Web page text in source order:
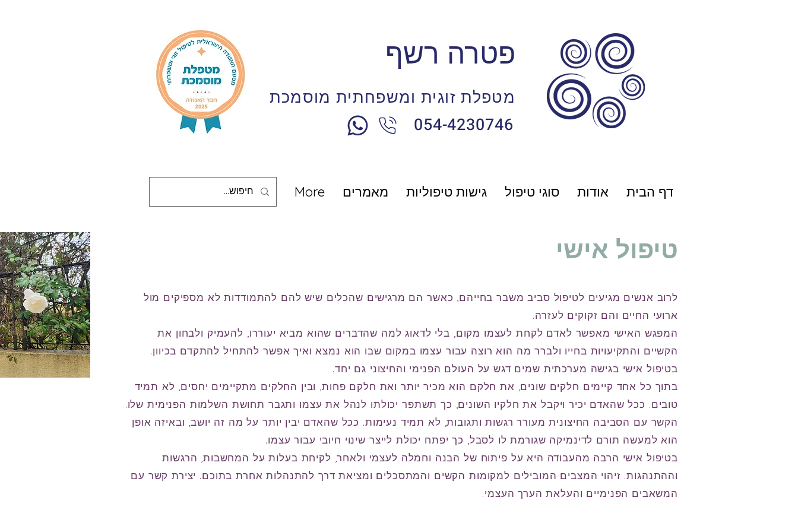
פטרה רשף
מטפלת זוגית ומשפחתית מוסמכת
054-4230746
דף הבית אודות סוגי טיפול גישות טיפוליות מאמרים More
טיפול אישי
לרוב אנשים מגיעים לטיפול סביב משבר בחייהם, כאשר הם מרגישים שהכלים שיש להם להתמודדות לא מספיקים מול
ארועי החיים והם זקוקים לעזרה.
המפגש האישי מאפשר לאדם לקחת לעצמו מקום, בלי לדאוג למה שהדברים שהוא מביא יעוררו, להעמיק ולבחון את
הקשיים והתקיעויות בחייו ולברר מה הוא רוצה עבור עצמו במקום שבו הוא נמצא ואיך אפשר להתחיל להתקדם בכיוון.
בטיפול אישי בגישה מערכתית שמים דגש על העולם הפנימי והחיצוני גם יחד.
בתוך כל אחד קיימים חלקים שונים, את חלקם הוא מכיר יותר ואת חלקם פחות, ובין החלקים מתקיימים יחסים, לא תמיד
טובים. ככל שהאדם יכיר ויקבל את חלקיו השונים, כך תשתפר יכולתו לנהל את עצמו ותגבר תחושת השלמות הפנימית שלו.
הקשר עם הסביבה החיצונית מעורר רגשות ותגובות, לא תמיד נעימות. ככל שהאדם יבין יותר על מה זה יושב, ובאיזה אופן
הוא למעשה תורם לדינמיקה שגורמת לו לסבל, כך יפתח יכולת לייצר שינוי חיובי עבור עצמו.
בטיפול אישי הרבה מהעבודה היא על פיתוח של הבנה וחמלה לעצמי ולאחר, לקיחת בעלות על המחשבות, הרגשות
וההתנהגות. זיהוי המצבים המובילים למקומות הקשים והמתסכלים ומציאת דרך להתנהלות אחרת בתוכם. יצירת קשר עם
המשאבים הפנימיים והעלאת הערך העצמי.